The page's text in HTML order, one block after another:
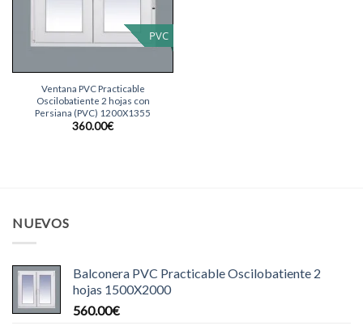
PVC
Ventana PVC Practicable
Oscilobatiente 2 hojas con
Persiana (PVC) 1200X1355
360.00€
NUEVOS
Balconera PVC Practicable Oscilobatiente 2
hojas 1500X2000
560.00€